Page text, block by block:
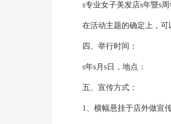
s专业女子美发店s年暨s
在活动主题的确定上，可
四、举行时间：
s年s月s日，地点：
五、宣传方式：
1、横幅悬挂于店外做宣